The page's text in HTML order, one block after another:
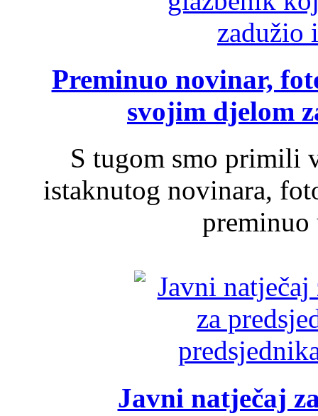
Preminuo novinar,
svojim djelom
S tugom smo primili
istaknutog novinara,
Javni natječaj